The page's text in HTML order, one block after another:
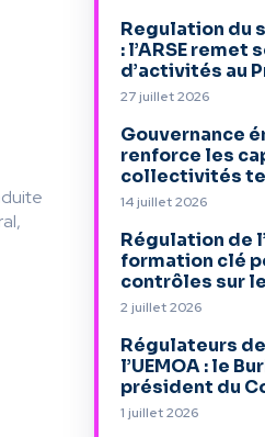
Regulation du
: l’ARSE remet
d’activités au
27 juillet 2026
Gouvernance
renforce les
collectivités
14 juillet 2026
Régulation de
formation clé
contrôles sur
2 juillet 2026
Régulateurs
l’UEMOA : le
président du
1 juillet 2026